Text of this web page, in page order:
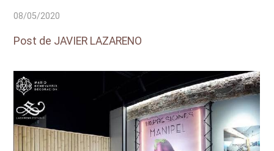
08/05/2020
Post de JAVIER LAZARENO